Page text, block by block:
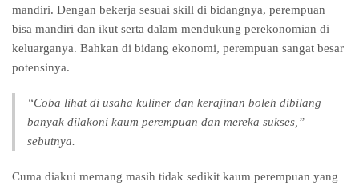
mandiri. Dengan bekerja sesuai skill di bidangnya, perempuan
bisa mandiri dan ikut serta dalam mendukung perekonomian di
keluarganya. Bahkan di bidang ekonomi, perempuan sangat besar
potensinya.
“Coba lihat di usaha kuliner dan kerajinan boleh dibilang
banyak dilakoni kaum perempuan dan mereka sukses,”
sebutnya.
Cuma diakui memang masih tidak sedikit kaum perempuan yang